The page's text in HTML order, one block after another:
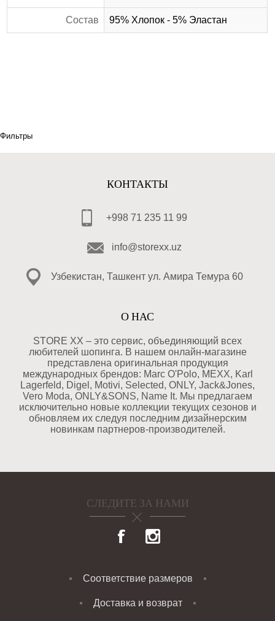
Состав 95% Хлопок - 5% Эластан
Фильтры
КОНТАКТЫ
+998 71 235 11 99
info@storexx.uz
Узбекистан, Ташкент ул. Амира Темура 60
О НАС
STORE XX – это сервис, объединяющий всех
любителей шопинга. В нашем онлайн-магазине
представлена оригинальная продукция
международных брендов: Marc O'Polo, MEXX, Karl
Lagerfeld, Digel, Motivi, Selected, ONLY, Jack&Jones,
Vero Moda, ONLY&SONS, Name It. Мы предлагаем
исключительно новые коллекции текущих сезонов и
обновляем их следуя последним дизайнерским
новинкам партнеров-производителей.
СЛЕДИТЕ ЗА НАМИ
Соответствие размеров
Доставка и возврат